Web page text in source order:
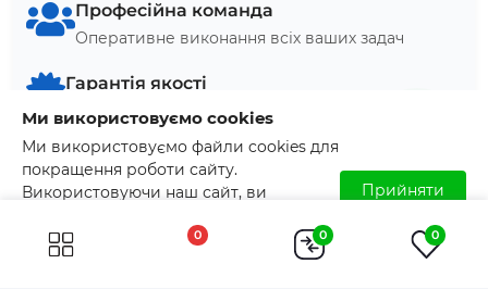
0 0
0
Професійна команда
Оперативне виконання всіх ваших задач
Гарантія якості
Наявність сертифікатів та паспортів. Контроль
якості на кожному етапі виробництва
Сертифікована сировина
Гарантія безпеки, якості та надійності кожної
Ми використовуємо cookies
Ми використовуємо файли cookies для
покращення роботи сайту.
Використовуючи наш сайт, ви
cookies. Детальніше читайте у
Умовах
користування
Прийняти